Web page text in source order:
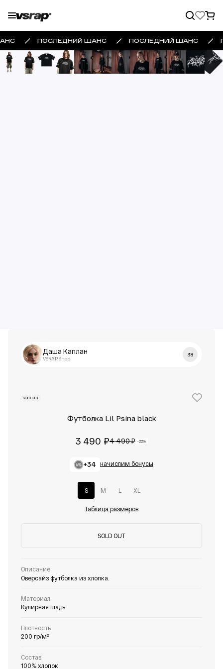
ПОСЛЕДНИЙ ШАНС ПОСЛЕДНИЙ ШАНС
Главная Каталог Одежда Футболки Футболка Lil Psina black
Даша Каплан
VSRAP Shop
38
SOLD OUT
Футболка Lil Psina black
3 490 ₽4 490 ₽ -22%
+34 начислим бонусы
S M L XL
Таблица размеров
SOLD OUT
Описание
Оверсайз футболка из хлопка.
Материал
Кулирная гладь
Плотность
200 гр/м²
Состав
100% хлопок